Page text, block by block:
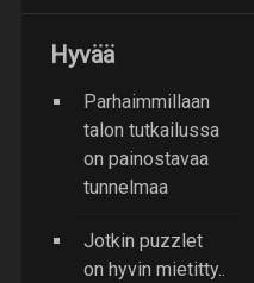
Hyvää
Parhaimmillaan
talon tutkailussa
on painostavaa
tunnelmaa
Jotkin puzzlet
on hyvin mietitty..